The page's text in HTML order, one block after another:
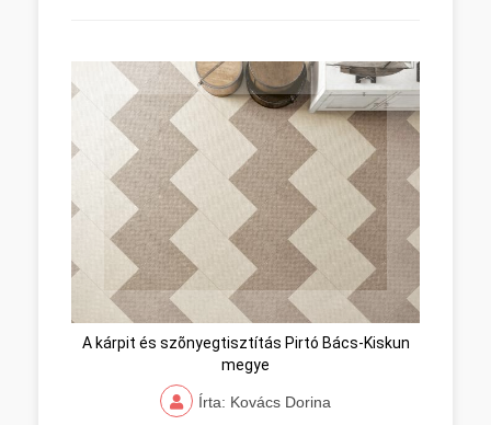
A kárpit és szõnyegtisztítás Pirtó Bács-Kiskun
megye
Írta: Kovács Dorina